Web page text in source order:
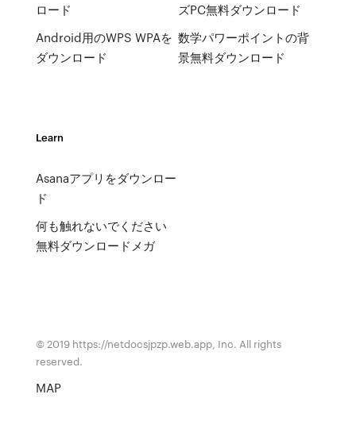
ロード
Android用のWPS WPAを
ダウンロード
ズPC無料ダウンロード
数学パワーポイントの背
景無料ダウンロード
Learn
Asanaアプリをダウンロー
ド
何も触れないでください
無料ダウンロードメガ
© 2019 https://netdocsjpzp.web.app, Inc. All rights
reserved.
MAP